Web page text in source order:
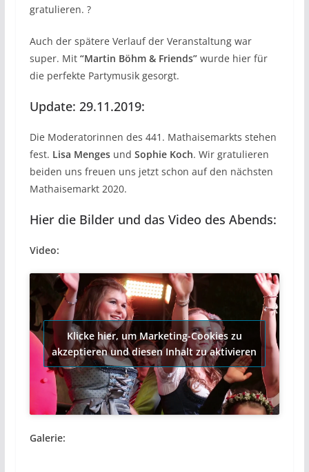
gratulieren. ?
Auch der spätere Verlauf der Veranstaltung war
super. Mit “Martin Böhm & Friends”wurde hier für
die perfekte Partymusik gesorgt.
Update: 29.11.2019:
Die Moderatorinnen des 441. Mathaisemarkts stehen
fest. Lisa Mengesund Sophie Koch. Wir gratulieren
beiden uns freuen uns jetzt schon auf den nächsten
Mathaisemarkt 2020.
Hier die Bilder und das Video des Abends:
Video:
Klicke hier, um Marketing-Cookies zu
akzeptieren und diesen Inhalt zu aktivieren
Galerie: